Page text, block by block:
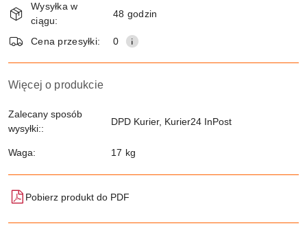
i
dostawa
Wysyłka w
ciągu:
48 godzin
Cena przesyłki: 0
Więcej o produkcie
Zalecany sposób
wysyłki::
DPD Kurier, Kurier24 InPost
Waga: 17 kg
Pobierz produkt do PDF